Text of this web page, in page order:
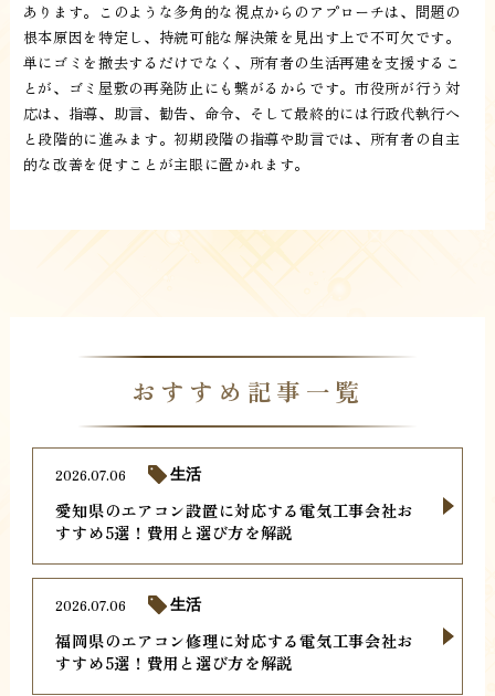
あります。このような多角的な視点からのアプローチは、問題の
根本原因を特定し、持続可能な解決策を見出す上で不可欠です。
単にゴミを撤去するだけでなく、所有者の生活再建を支援するこ
とが、ゴミ屋敷の再発防止にも繋がるからです。市役所が行う対
応は、指導、助言、勧告、命令、そして最終的には行政代執行へ
と段階的に進みます。初期段階の指導や助言では、所有者の自主
的な改善を促すことが主眼に置かれます。
おすすめ記事一覧
愛知県のエアコン設置に対応する電気工事会社お
すすめ5選！費用と選び方を解説
2026.07.06 生活
福岡県のエアコン修理に対応する電気工事会社お
すすめ5選！費用と選び方を解説
2026.07.06 生活